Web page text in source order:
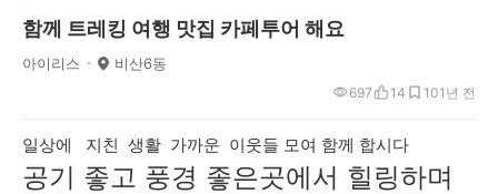
함께 트레킹 여행 맛집 카페투어 해요
아이리스 비산6동
1년 전
697 14 10
일상에 지친 생활 가까운 이웃들 모여 함께 합시다
공기 좋고 풍경 좋은곳에서 힐링하며